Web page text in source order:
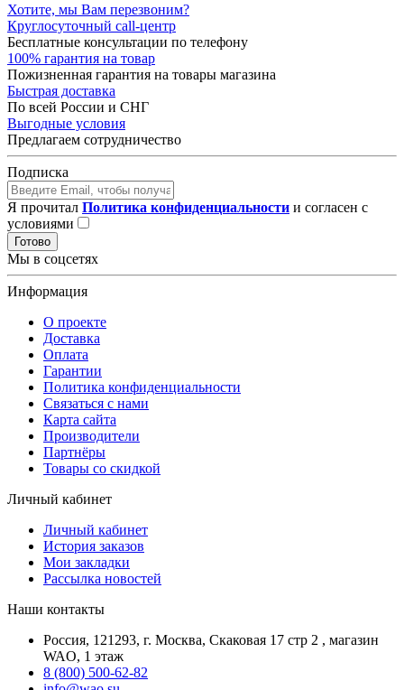
Хотите, мы Вам перезвоним?
Круглосуточный call-центр
Бесплатные консультации по телефону
100% гарантия на товар
Пожизненная гарантия на товары магазина
Быстрая доставка
По всей России и СНГ
Выгодные условия
Предлагаем сотрудничество
Подписка
Я прочитал Политика конфиденциальности и согласен с
условиями
Готово
Мы в соцсетях
Информация
О проекте
Доставка
Оплата
Гарантии
Политика конфиденциальности
Связаться с нами
Карта сайта
Производители
Партнёры
Товары со скидкой
Личный кабинет
Личный кабинет
История заказов
Мои закладки
Рассылка новостей
Наши контакты
Россия, 121293, г. Москва, Скаковая 17 стр 2 , магазин
WAO, 1 этаж
8 (800) 500-62-82